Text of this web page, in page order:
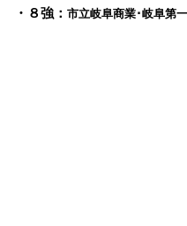
・８強：市立岐阜商業･岐阜第